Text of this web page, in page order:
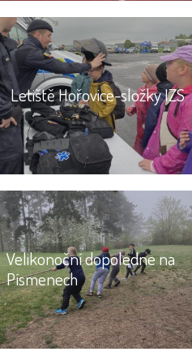
Letiště Hořovice-složky IZS
Velikonoční dopoledne na
Písmenech